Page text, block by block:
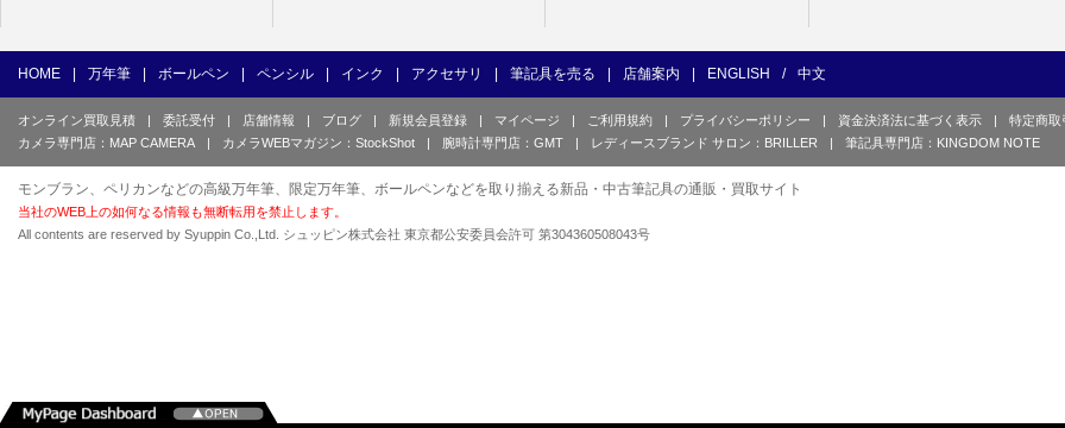
HOME 万年筆 ボールペン ペンシル インク アクセサリ 筆記具を売る 店舗案内 ENGLISH / 中文
オンライン買取見積 | 委託受付 | 店舗情報 | ブログ | 新規会員登録 | マイページ | ご利用規約 | プライバシーポリシー | 資金決済法に基づく表示 |
特定商取
カメラ専門店：MAP CAMERA
| カメラWEBマガジン：StockShot | 腕時計専門店：GMT | レディースブランド サロン：BRILLER | 筆記具専門店：KINGDOM NOTE
モンブラン、ペリカンなどの高級万年筆、限定万年筆、ボールペンなどを取り揃える新品・中古筆記具の通販・買取サイト
当社のWEB上の如何なる情報も無断転用を禁止します。
All contents are reserved by Syuppin Co.,Ltd. シュッピン株式会社 東京都公安委員会許可 第304360508043号